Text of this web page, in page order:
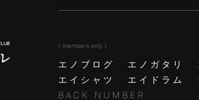
( members only )
エノブログ エノガタリ
エイシャツ
エイドラム
BACK NUMBER